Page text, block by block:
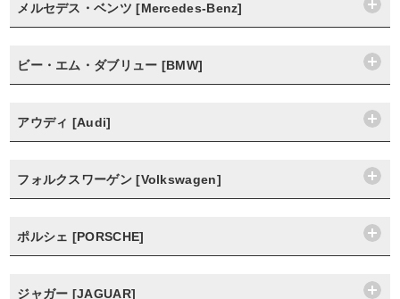
メルセデス・ベンツ [Mercedes-Benz]
ビー・エム・ダブリュー [BMW]
アウディ [Audi]
フォルクスワーゲン [Volkswagen]
ポルシェ [PORSCHE]
ジャガー [JAGUAR]